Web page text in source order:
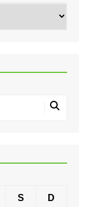
S D